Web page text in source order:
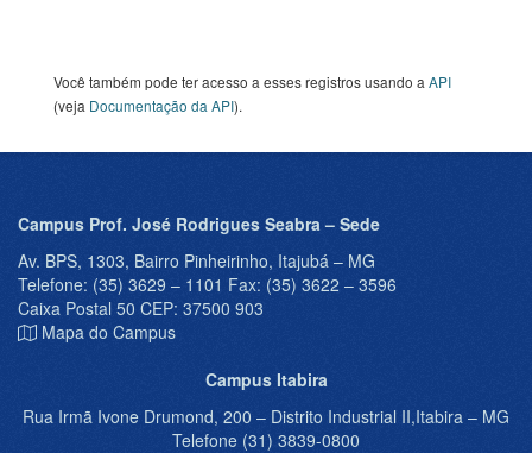
Você também pode ter acesso a esses registros usando a API
(veja Documentação da API).
Campus Prof. José Rodrigues Seabra – Sede
Av. BPS, 1303, Bairro Pinheirinho, Itajubá – MG
Telefone: (35) 3629 – 1101 Fax: (35) 3622 – 3596
Caixa Postal 50 CEP: 37500 903
Mapa do Campus
Campus Itabira
Rua Irmã Ivone Drumond, 200 – Distrito Industrial II,Itabira – MG
Telefone (31) 3839-0800